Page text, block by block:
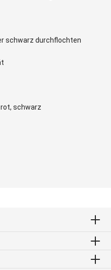
schwarz durchflochten
rot, schwarz